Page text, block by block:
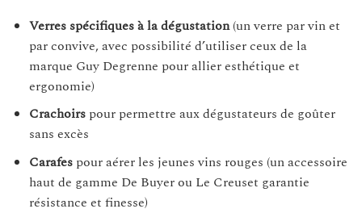
Verres spécifiques à la dégustation(un verre par vin et
par convive, avec possibilité d’utiliser ceux de la
marque Guy Degrenne pour allier esthétique et
ergonomie)
Crachoirspour permettre aux dégustateurs de goûter
sans excès
Carafespour aérer les jeunes vins rouges (un accessoire
haut de gamme De Buyer ou Le Creuset garantie
résistance et finesse)